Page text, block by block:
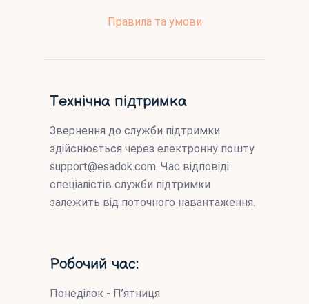
Правила та умови
Технічна підтримка
Звернення до служби підтримки
здійснюється через електронну пошту
support@esadok.com. Час відповіді
спеціалістів служби підтримки
залежить від поточного навантаження.
Робочий час:
Понеділок - П’ятниця